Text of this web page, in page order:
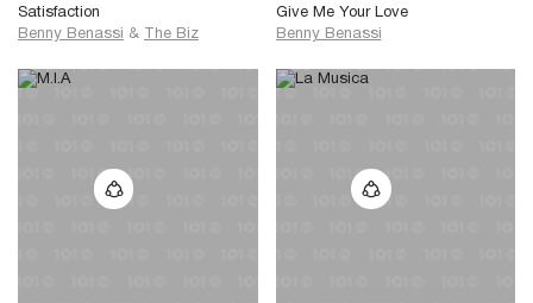
I'm glidin' in the beautiful sky,
It's such a clear day.
Your sweet lullabies,
It's such a clear day.
Go ridin' in,
Satisfaction
Benny Benassi
& The Biz
Give Me Your Love
Benny Benassi